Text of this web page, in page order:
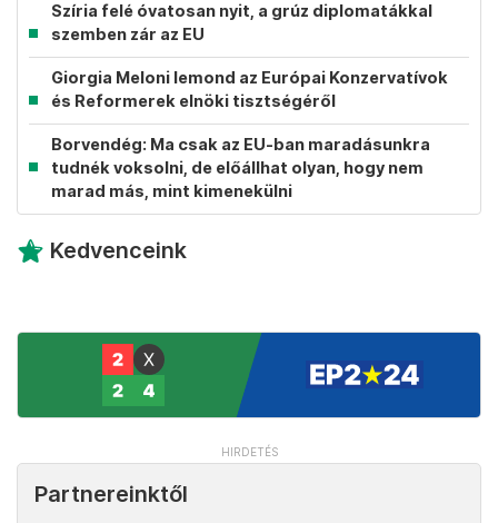
Szíria felé óvatosan nyit, a grúz diplomatákkal
szemben zár az EU
Giorgia Meloni lemond az Európai Konzervatívok
és Reformerek elnöki tisztségéről
Borvendég: Ma csak az EU-ban maradásunkra
tudnék voksolni, de előállhat olyan, hogy nem
marad más, mint kimenekülni
Kedvenceink
Partnereinktől